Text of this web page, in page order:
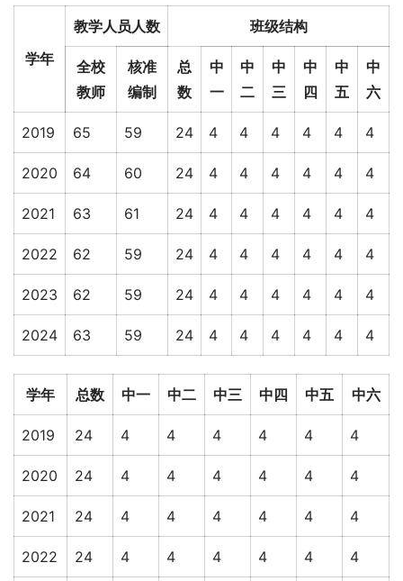
学年
教学人员人数 班级结构
全校
教师
核准
编制
总
数
中
一
中
二
中
三
中
四
中
五
中
六
2019 65 59 24 4 4 4 4 4 4
2020 64 60 24 4 4 4 4 4 4
2021 63 61 24 4 4 4 4 4 4
2022 62 59 24 4 4 4 4 4 4
2023 62 59 24 4 4 4 4 4 4
2024 63 59 24 4 4 4 4 4 4
学年 总数 中一 中二 中三 中四 中五 中六
2019 24 4 4 4 4 4 4
2020 24 4 4 4 4 4 4
2021 24 4 4 4 4 4 4
2022 24 4 4 4 4 4 4